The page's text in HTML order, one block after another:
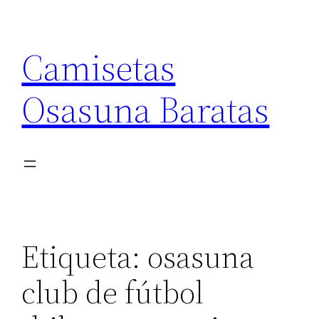
contenido
Camisetas
Osasuna Baratas
Etiqueta: osasuna
club de fútbol